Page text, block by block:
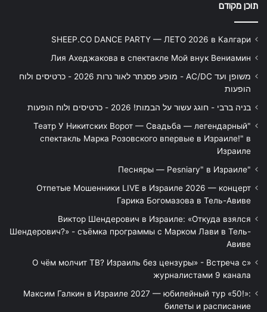
תוכן מקודם
SHEEP.CO DANCE PARTY — ЛЕТО 2026 в Калгари
Лия Ахеджакова в спектакле Мой внук Вениамин
משופן ועד AC/DC - מופע פסנתר לאור נרות 2026 - כרטיסים ולוח
הופעות
בניה ברבי - חוגג עשור על הבמות! 2026 - כרטיסים ולוח הופעות
"Театр У Никитских Ворот — Свадьба — легендарный
спектакль Марка Розовского впервые в Израиле!" в
Израиле
"Песняры — Pesniary" в Израиле
Отпетые Мошенники LIVE в Израиле 2026 — концерт
Гарика Богомазова в Тель-Авиве
Виктор Шендерович в Израиле: «Откуда взялся
Шендерович?» - съёмка программы с Марком Лави в Тель-
Авиве
«О чём молчит ТВ? Израиль без цензуры» - Встреча с
журналистами 9 канала
Максим Галкин в Израиле 2027 — юбилейный тур «50!»:
билеты и расписание